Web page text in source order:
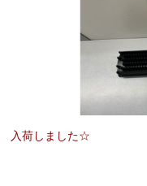
入荷しました☆